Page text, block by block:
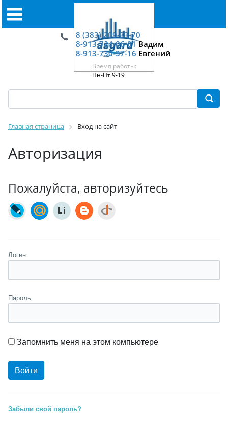
8 (383) 209-33-70
8-913-724-06-01Вадим
8-913-730-37-16 Евгений
Время работы:
Пн-Пт 9-19
Главная страница Вход на сайт
Авторизация
Пожалуйста, авторизуйтесь
Логин
Пароль
Запомнить меня на этом компьютере
Забыли свой пароль?